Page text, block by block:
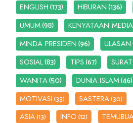
ENGLISH(173) HIBURAN(136)
UMUM(98) KENYATAAN MEDIA
MINDA PRESIDEN(96) ULASAN
SOSIAL(83) TIPS(67)
WANITA(50) DUNIA ISLAM(46)
MOTIVASI(33) SASTERA(30)
ASIA(13) INFO(12)